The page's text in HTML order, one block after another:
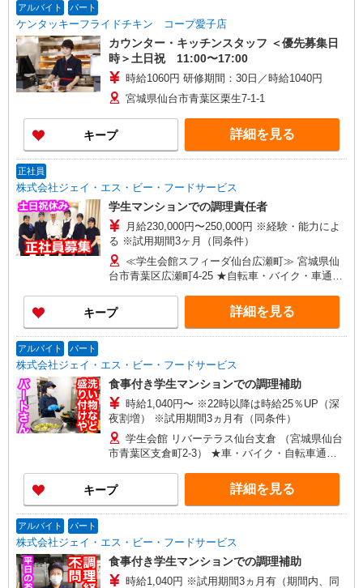
アルバイト パート
ケンタッキーフライドチキン コープ愛子店
カウンター・キッチンスタッフ ＜優先募集日
時＞土日祝 11:00〜17:00
時給1060円 研修期間：30日／時給1040円
宮城県仙台市青葉区栗生7-1-1
キープ 詳細を見る
正社員
株式会社ジェイ・エス・ビー・フードサービス
学生マンションでの調理責任者
月給230,000円〜250,000円 ※経験・能力によ
る ※試用期間3ヶ月（同条件）
≪学生会館スフィーダ仙台広瀬町≫ 宮城県仙
台市青葉区広瀬町4-25 ★自転車・バイク・車通勤
キープ 詳細を見る
アルバイト パート
株式会社ジェイ・エス・ビー・フードサービス
食事付き学生マンションでの調理補助
時給1,040円〜 ※22時以降は時給25％UP（深
夜割増） ※試用期間3ヵ月有（同条件）
学生会館 リバーテラス仙台支倉 （宮城県仙台
市青葉区支倉町2-3） ★車・バイク・自転車通勤
キープ 詳細を見る
アルバイト パート
株式会社ジェイ・エス・ビー・フードサービス
食事付き学生マンションでの調理補助
時給1,040円 ※試用期間3ヵ月有（期間内、同